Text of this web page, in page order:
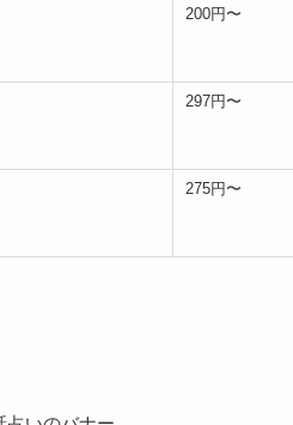
200円〜
297円〜
275円〜